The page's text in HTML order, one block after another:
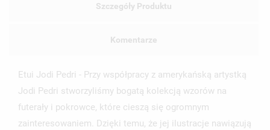
Szczegóły Produktu
Komentarze
Etui Jodi Pedri - Przy współpracy z amerykańską artystką
Jodi Pedri stworzyliśmy bogatą kolekcją wzorów na
futerały i pokrowce, które cieszą się ogromnym
zainteresowaniem. Dzięki temu, że jej ilustracje nawiązują
UTWÓRZ LISTĘ ŻYCZEŃ
ZALOGUJ SIĘ